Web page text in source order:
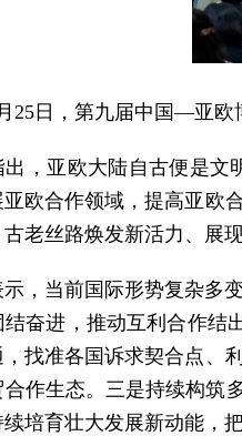
25日，第九届中国—亚欧
出，亚欧大陆自古便是文
欧合作领域，提高亚欧
老丝路焕发新活力、展现
，当前国际形势复杂多
奋进，推动互利合作结
找准各国诉求契合点、
合作生态。三是持续构筑
培育壮大发展新动能，